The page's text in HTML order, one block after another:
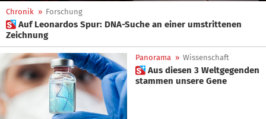
Chronik » Forschung
 Auf Leonardos Spur: DNA-Suche an einer umstrittenen
Zeichnung
Panorama » Wissenschaft
 Aus diesen 3 Weltgegenden
stammen unsere Gene